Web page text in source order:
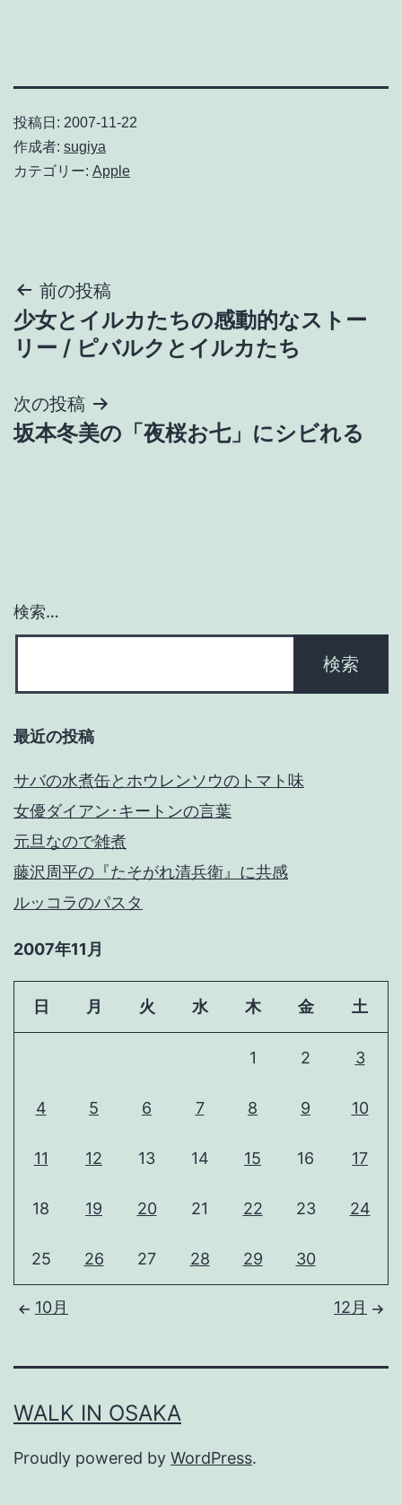
投稿日: 2007-11-22
作成者: sugiya
カテゴリー: Apple
投
稿
ビ
ン
前の投稿
少女とイルカたちの感動的なストー
リー / ピバルクとイルカたち
次の投稿
坂本冬美の「夜桜お七」にシビれる
検索…
最近の投稿
サバの水煮缶とホウレンソウのトマト味
女優ダイアン･キートンの言葉
元旦なので雑煮
藤沢周平の『たそがれ清兵衛』に共感
ルッコラのパスタ
2007年11月
日 月 火 水 木 金 土
1 2 3
4 5 6 7 8 9 10
11 12 13 14 15 16 17
18 19 20 21 22 23 24
25 26 27 28 29 30
10月 12月
WALK IN OSAKA
Proudly powered by WordPress.